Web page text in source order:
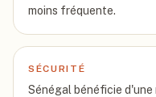
moins fréquente.
SÉCURITÉ
Sénégal bénéficie